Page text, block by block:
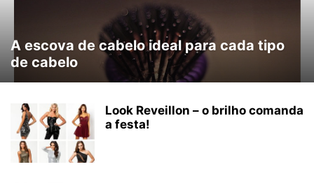
A escova de cabelo ideal para cada tipo
de cabelo
Look Reveillon – o brilho comanda
a festa!